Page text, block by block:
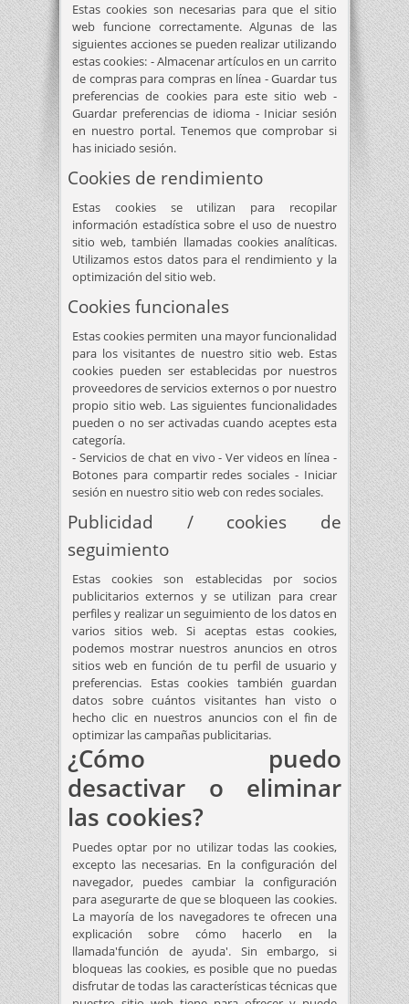
Estas cookies son necesarias para que el sitio
web funcione correctamente. Algunas de las
siguientes acciones se pueden realizar utilizando
estas cookies: - Almacenar artículos en un carrito
de compras para compras en línea - Guardar tus
preferencias de cookies para este sitio web -
Guardar preferencias de idioma - Iniciar sesión
en nuestro portal. Tenemos que comprobar si
has iniciado sesión.
Cookies de rendimiento
Estas cookies se utilizan para recopilar
información estadística sobre el uso de nuestro
sitio web, también llamadas cookies analíticas.
Utilizamos estos datos para el rendimiento y la
optimización del sitio web.
Cookies funcionales
Estas cookies permiten una mayor funcionalidad
para los visitantes de nuestro sitio web. Estas
cookies pueden ser establecidas por nuestros
proveedores de servicios externos o por nuestro
propio sitio web. Las siguientes funcionalidades
pueden o no ser activadas cuando aceptes esta
categoría.
- Servicios de chat en vivo - Ver videos en línea -
Botones para compartir redes sociales - Iniciar
sesión en nuestro sitio web con redes sociales.
Publicidad / cookies de
seguimiento
Estas cookies son establecidas por socios
publicitarios externos y se utilizan para crear
perfiles y realizar un seguimiento de los datos en
varios sitios web. Si aceptas estas cookies,
podemos mostrar nuestros anuncios en otros
sitios web en función de tu perfil de usuario y
preferencias. Estas cookies también guardan
datos sobre cuántos visitantes han visto o
hecho clic en nuestros anuncios con el fin de
optimizar las campañas publicitarias.
¿Cómo puedo
desactivar o eliminar
las cookies?
Puedes optar por no utilizar todas las cookies,
excepto las necesarias. En la configuración del
navegador, puedes cambiar la configuración
para asegurarte de que se bloqueen las cookies.
La mayoría de los navegadores te ofrecen una
explicación sobre cómo hacerlo en la
llamada'función de ayuda'. Sin embargo, si
bloqueas las cookies, es posible que no puedas
disfrutar de todas las características técnicas que